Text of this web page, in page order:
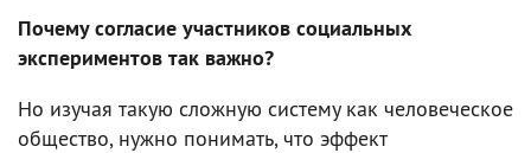
Почему согласие участников социальных
экспериментов так важно?
Но изучая такую сложную систему как человеческое
общество, нужно понимать, что эффект